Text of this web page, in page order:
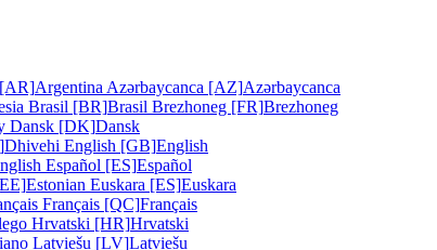
Argentina Azərbaycanca [AZ]Azərbaycanca
Brasil [BR]Brasil Brezhoneg [FR]Brezhoneg
Dansk [DK]Dansk
Dhivehi English [GB]English
Español [ES]Español
Estonian Euskara [ES]Euskara
Français [QC]Français
Hrvatski [HR]Hrvatski
Latviešu [LV]Latviešu